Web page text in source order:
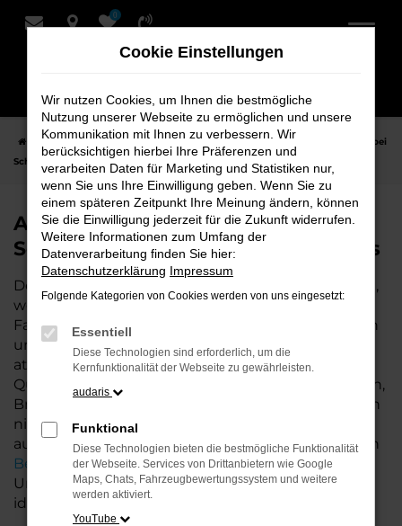
Zum
0
Startseite Hersteller Audi Audi A1
Audi A1 Gebrauchtwagen bei
Schmidt + Koch - Ihr Audi Autohaus
Audi A1 Gebrauchtwagen bei
Schmidt + Koch - Ihr Audi Autohaus
Der Gebrauchtwagen Audi A1 ist die perfekte Wahl,
wenn Sie ein zuverlässiges und gut erhaltenes
Fahrzeug suchen. Mit einem Gebrauchtwagen von
uns fahren Sie ein hochwertiges Auto zu einem
attraktiven Preis – und können sich auf geprüfte
Qualität verlassen. Als Ihr Audi Autohaus in Bremen,
Bremerhaven und Niedersachsen bieten wir Ihnen
nicht nur erstklassige Gebrauchtwagen, sondern
auch einen exzellenten Service. Unsere erfahrenen
Berater
stehen Ihnen mit fachkundiger
Unterstützung zur Seite und helfen Ihnen, das
ideale Fahrzeug zu finden.
Cookie Einstellungen
Wir nutzen Cookies, um Ihnen die bestmögliche
Nutzung unserer Webseite zu ermöglichen und unsere
Kommunikation mit Ihnen zu verbessern. Wir
berücksichtigen hierbei Ihre Präferenzen und
verarbeiten Daten für Marketing und Statistiken nur,
wenn Sie uns Ihre Einwilligung geben. Wenn Sie zu
einem späteren Zeitpunkt Ihre Meinung ändern, können
Sie die Einwilligung jederzeit für die Zukunft widerrufen.
Weitere Informationen zum Umfang der
Datenverarbeitung finden Sie hier:
Datenschutzerklärung Impressum
Folgende Kategorien von Cookies werden von uns eingesetzt:
Essentiell
Diese Technologien sind erforderlich, um die
Kernfunktionalität der Webseite zu gewährleisten.
audaris
Funktional
Diese Technologien bieten die bestmögliche Funktionalität
der Webseite. Services von Drittanbietern wie Google
Maps, Chats, Fahrzeugbewertungssystem und weitere
werden aktiviert.
YouTube